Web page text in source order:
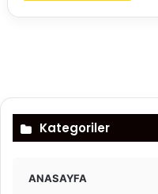
Kategoriler
ANASAYFA